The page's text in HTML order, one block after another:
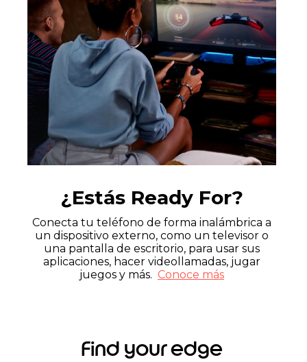
¿Estás Ready For?
Conecta tu teléfono de forma inalámbrica a
un dispositivo externo, como un televisor o
una pantalla de escritorio, para usar sus
aplicaciones, hacer videollamadas, jugar
juegos y más. Conoce más
Find your edge